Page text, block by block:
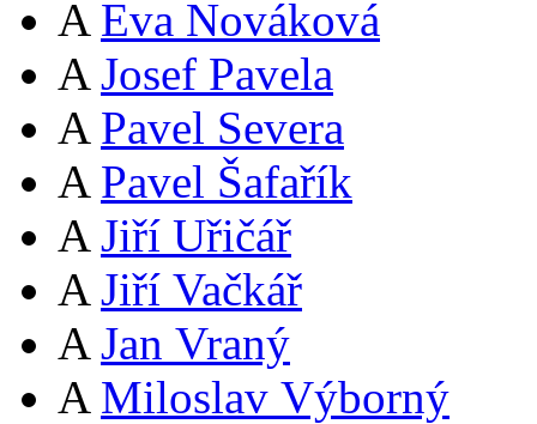
A Eva Nováková
A Josef Pavela
A Pavel Severa
A Pavel Šafařík
A Jiří Uřičář
A Jiří Vačkář
A Jan Vraný
A Miloslav Výborný